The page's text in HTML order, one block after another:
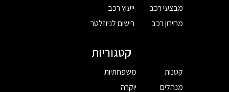
מבצעי רכב
מחירון רכב
ייעוץ רכב
רישום לניוזלטר
קטגוריות
קטנות
מנהלים
משפחתיות
יוקרה